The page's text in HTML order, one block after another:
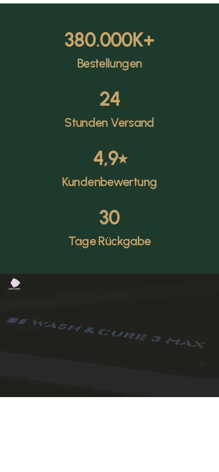
380.000K+
Bestellungen
24
Stunden Versand
4,9⭑
Kundenbewertung
30
Tage Rückgabe